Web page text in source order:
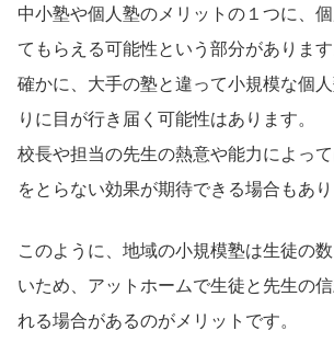
中小塾や個人塾のメリットの１つに、
てもらえる可能性という部分があります
確かに、大手の塾と違って小規模な個
りに目が行き届く可能性はあります。
校長や担当の先生の熱意や能力によっ
をとらない効果が期待できる場合もあり
このように、地域の小規模塾は生徒の
いため、アットホームで生徒と先生の
れる場合があるのがメリットです。